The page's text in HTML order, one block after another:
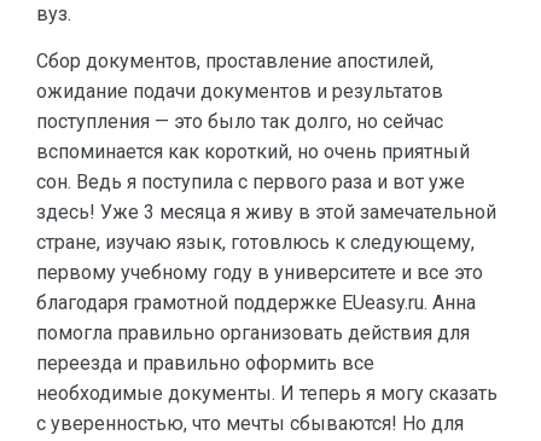
вуз.
Сбор документов, проставление апостилей,
ожидание подачи документов и результатов
поступления — это было так долго, но сейчас
вспоминается как короткий, но очень приятный
сон. Ведь я поступила с первого раза и вот уже
здесь! Уже 3 месяца я живу в этой замечательной
стране, изучаю язык, готовлюсь к следующему,
первому учебному году в университете и все это
благодаря грамотной поддержке EUeasy.ru. Анна
помогла правильно организовать действия для
переезда и правильно оформить все
необходимые документы. И теперь я могу сказать
с уверенностью, что мечты сбываются! Но для